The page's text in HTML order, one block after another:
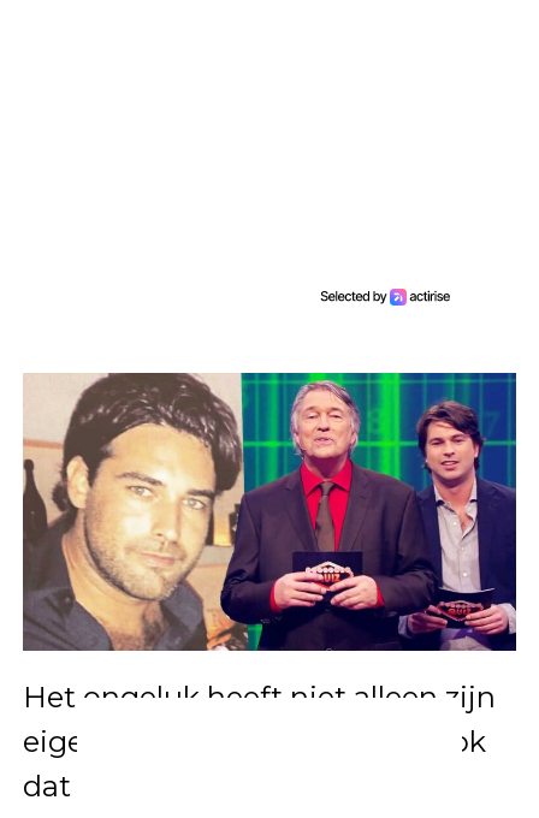
Het ongeluk heeft niet alleen zijn
eigen leven veranderd, maar ook
dat van zijn familie. Iedereen